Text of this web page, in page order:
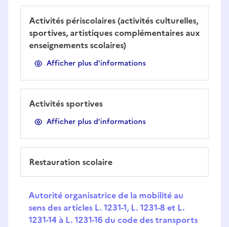
Activités périscolaires (activités culturelles,
sportives, artistiques complémentaires aux
enseignements scolaires)
Afficher plus d'informations
Activités sportives
Afficher plus d'informations
Restauration scolaire
Autorité organisatrice de la mobilité au
sens des articles L. 1231-1, L. 1231-8 et L.
1231-14 à L. 1231-16 du code des transports